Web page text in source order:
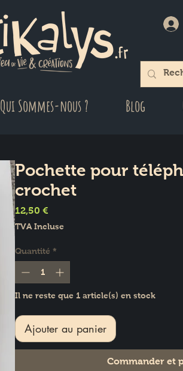
Qui Sommes-nous ? Blog
Pochette pour
crochet
12,50 €
TVA Incluse
Quantité *
Il ne reste que 1 article(s) en stock
Ajouter au panier
Commander et